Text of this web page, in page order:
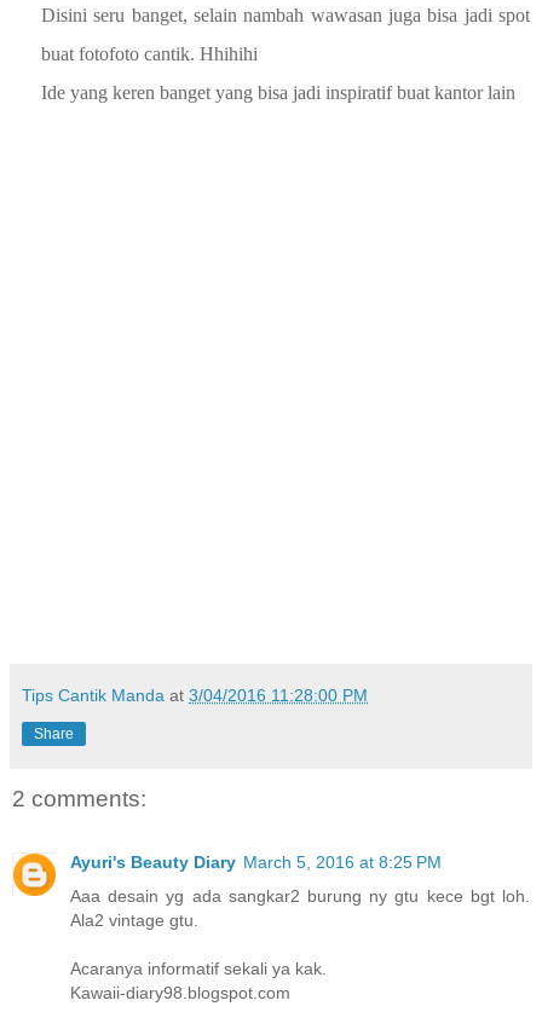
Disini seru banget, selain nambah wawasan juga bisa jadi spot
buat fotofoto cantik. Hhihihi
Ide yang keren banget yang bisa jadi inspiratif buat kantor lain
Tips Cantik Manda at 3/04/2016 11:28:00 PM
Share
2 comments:
Ayuri's Beauty Diary March 5, 2016 at 8:25 PM
Aaa desain yg ada sangkar2 burung ny gtu kece bgt loh.
Ala2 vintage gtu.
Acaranya informatif sekali ya kak.
Kawaii-diary98.blogspot.com